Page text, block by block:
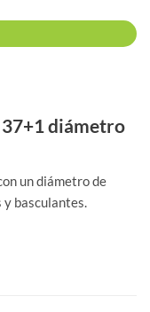
37+1 diámetro
un diámetro de
y basculantes.